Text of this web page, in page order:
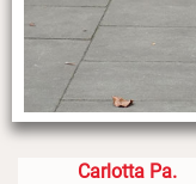
Carlotta Pa.